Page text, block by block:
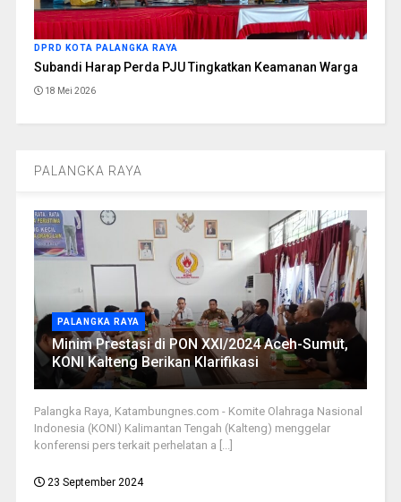
DPRD KOTA PALANGKA RAYA
Subandi Harap Perda PJU Tingkatkan Keamanan Warga
18 Mei 2026
PALANGKA RAYA
PALANGKA RAYA
Minim Prestasi di PON XXI/2024 Aceh-Sumut,
KONI Kalteng Berikan Klarifikasi
Palangka Raya, Katambungnes.com - Komite Olahraga Nasional
Indonesia (KONI) Kalimantan Tengah (Kalteng) menggelar
konferensi pers terkait perhelatan a [...]
23 September 2024